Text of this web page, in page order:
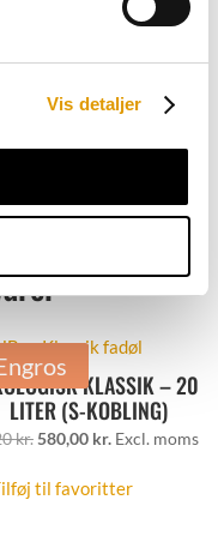
Vis detaljer
KLASSIK – 20
LITER (S-KOBLING)
kr. Den
pris
580,00 kr. Den
pris
Excl. moms
til favoritter